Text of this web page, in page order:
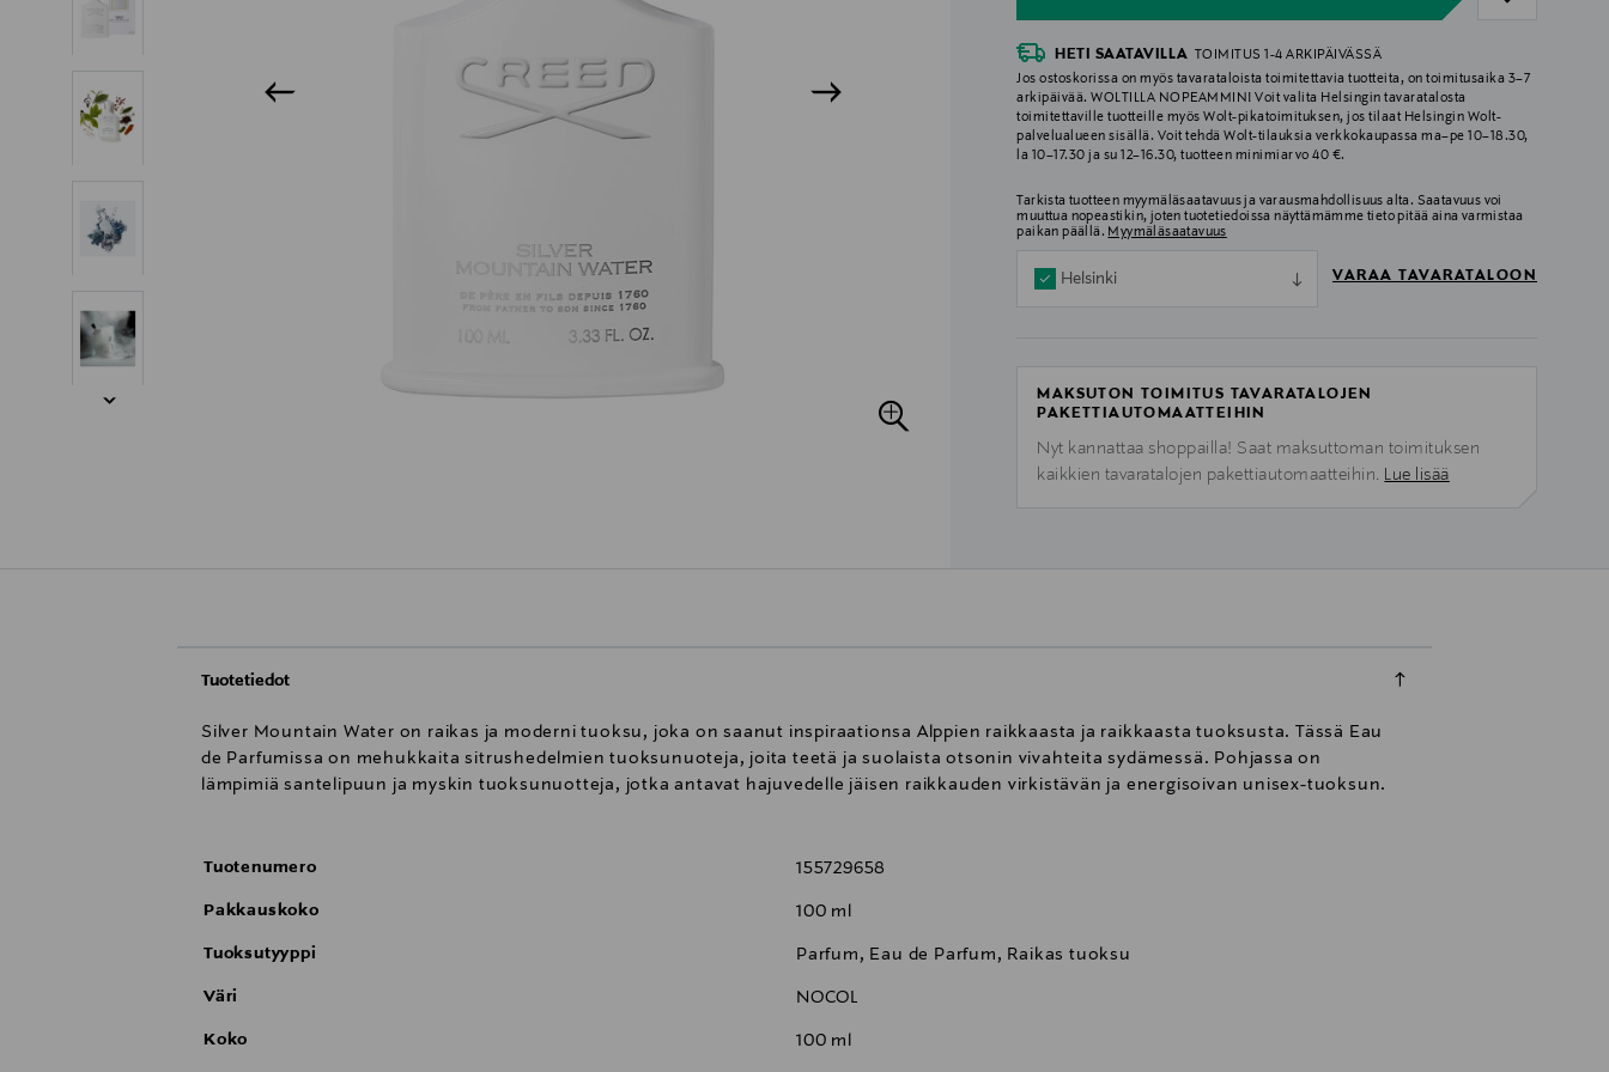
HETI SAATAVILLA
TOIMITUS 1-4 ARKIPÄIVÄSSÄ
Jos ostoskorissa on myös tavarataloista toimitettavia tuotteita, on toimitusaika 3–7
arkipäivää. WOLTILLA NOPEAMMIN! Voit valita Helsingin tavaratalosta
toimitettaville tuotteille myös Wolt-pikatoimituksen, jos tilaat Helsingin Wolt-
palvelualueen sisällä. Voit tehdä Wolt-tilauksia verkkokaupassa ma–pe 10–18.30,
la 10–17.30 ja su 12–16.30, tuotteen minimiarvo 40 €.
Tarkista tuotteen myymäläsaatavuus ja varausmahdollisuus alta. Saatavuus voi
muuttua nopeastikin, joten tuotetiedoissa näyttämämme tieto pitää aina varmistaa
paikan päällä. Myymäläsaatavuus
Helsinki VARAA TAVARATALOON
MAKSUTON TOIMITUS TAVARATALOJEN
PAKETTIAUTOMAATTEIHIN
Nyt kannattaa shoppailla! Saat maksuttoman toimituksen
kaikkien tavaratalojen pakettiautomaatteihin. Lue lisää
Tuotetiedot
Silver Mountain Water on raikas ja moderni tuoksu, joka on saanut inspiraationsa Alppien raikkaasta ja raikkaasta tuoksusta. Tässä Eau
de Parfumissa on mehukkaita sitrushedelmien tuoksunuoteja, joita teetä ja suolaista otsonin vivahteita sydämessä. Pohjassa on
lämpimiä santelipuun ja myskin tuoksunuotteja, jotka antavat hajuvedelle jäisen raikkauden virkistävän ja energisoivan unisex-tuoksun.
Tuotenumero 155729658
Pakkauskoko 100 ml
Tuoksutyyppi Parfum, Eau de Parfum, Raikas tuoksu
Väri NOCOL
Koko 100 ml